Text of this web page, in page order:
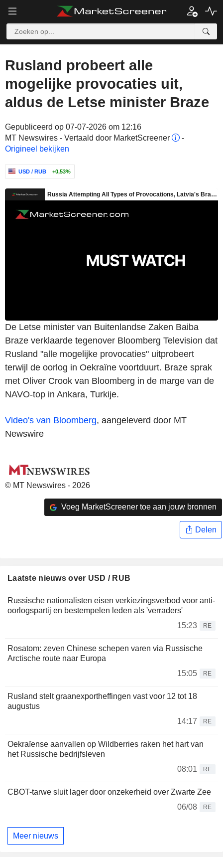
Rusland probeert alle
mogelijke provocaties uit,
aldus de Letse minister Braze
Gepubliceerd op 07-07-2026 om 12:16
MT Newswires - Vertaald door MarketScreener
-
Origineel bekijken
USD / RUB +0,53%
De Letse minister van Buitenlandse Zaken Baiba
Braze verklaarde tegenover Bloomberg Television dat
Rusland "alle mogelijke provocaties" uitprobeert
terwijl de oorlog in Oekraïne voortduurt. Braze sprak
met Oliver Crook van Bloomberg in de marge van de
NAVO-top in Ankara, Turkije.
Video's van Bloomberg, aangeleverd door MT
Newswire
© MT Newswires - 2026
Voeg MarketScreener toe aan jouw bronnen
Delen
Laatste nieuws over USD / RUB
Russische nationalisten eisen verkiezingsverbod voor anti-
oorlogspartij en bestempelen leden als 'verraders'
15:23
RE
Rosatom: zeven Chinese schepen varen via Russische
Arctische route naar Europa
15:05
RE
Rusland stelt graanexportheffingen vast voor 12 tot 18
augustus
14:17
RE
Oekraïense aanvallen op Wildberries raken het hart van
het Russische bedrijfsleven
08:01
RE
CBOT-tarwe sluit lager door onzekerheid over Zwarte Zee
06/08
RE
Meer nieuws